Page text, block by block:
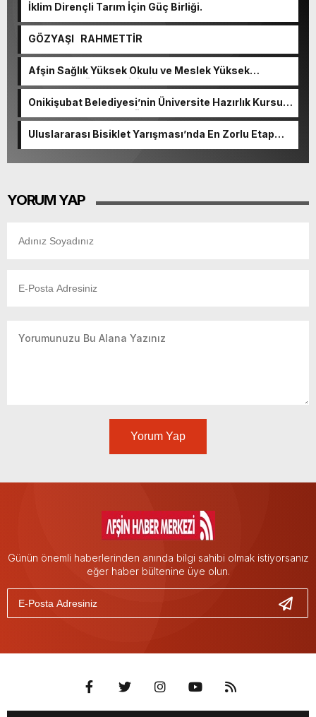
İklim Dirençli Tarım İçin Güç Birliği.
GÖZYAŞI RAHMETTİR
Afşin Sağlık Yüksek Okulu ve Meslek Yüksek
Okulunda görev değişimi!
Onikişubat Belediyesi’nin Üniversite Hazırlık Kursu
başvurularında son gün 7 Ağustos.
Uluslararası Bisiklet Yarışması’nda En Zorlu Etap
YORUM YAP
Yorum Yap
Günün önemli haberlerinden anında bilgi sahibi olmak istiyorsanız
eğer haber bültenine üye olun.